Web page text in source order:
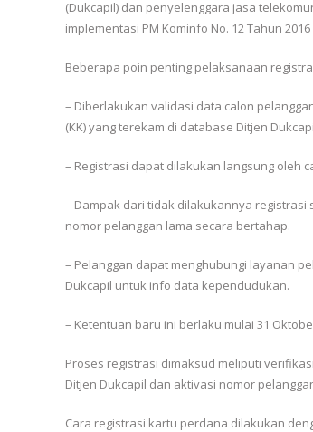
(Dukcapil) dan penyelenggara jasa
implementasi PM Kominfo No. 12 Tahun
Beberapa poin penting pelaksanaan
– Diberlakukan validasi data calon
(KK) yang terekam di database Ditjen
– Registrasi dapat dilakukan langsung oleh
– Dampak dari tidak dilakukannya
nomor pelanggan lama secara bertahap.
– Pelanggan dapat menghubungi layanan
Dukcapil untuk info data kependudukan.
– Ketentuan baru ini berlaku mulai 31
Proses registrasi dimaksud meliputi
Ditjen Dukcapil dan aktivasi nomor
Cara registrasi kartu perdana dilakukan